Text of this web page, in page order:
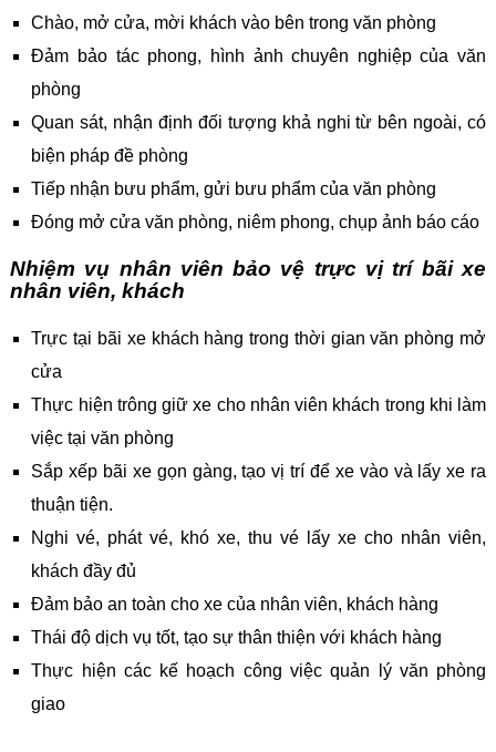
Chào, mở cửa, mời khách vào bên trong văn phòng
Đảm bảo tác phong, hình ảnh chuyên nghiệp của văn
phòng
Quan sát, nhận định đối tượng khả nghi từ bên ngoài, có
biện pháp đề phòng
Tiếp nhận bưu phẩm, gửi bưu phẩm của văn phòng
Đóng mở cửa văn phòng, niêm phong, chụp ảnh báo cáo
Nhiệm vụ nhân viên bảo vệ trực vị trí bãi xe
nhân viên, khách
Trực tại bãi xe khách hàng trong thời gian văn phòng mở
cửa
Thực hiện trông giữ xe cho nhân viên khách trong khi làm
việc tại văn phòng
Sắp xếp bãi xe gọn gàng, tạo vị trí để xe vào và lấy xe ra
thuận tiện.
Nghi vé, phát vé, khó xe, thu vé lấy xe cho nhân viên,
khách đầy đủ
Đảm bảo an toàn cho xe của nhân viên, khách hàng
Thái độ dịch vụ tốt, tạo sự thân thiện với khách hàng
Thực hiện các kế hoạch công việc quản lý văn phòng
giao